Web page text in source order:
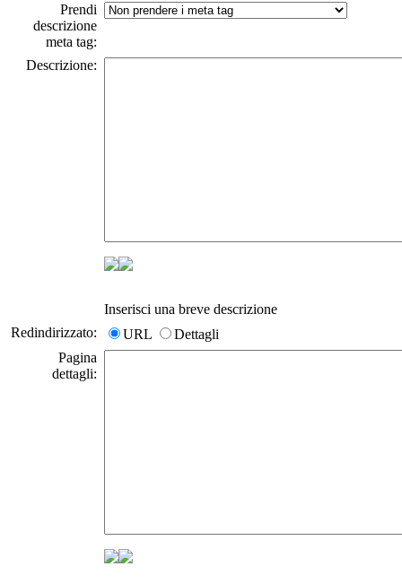
Prendi
descrizione
meta tag:
Descrizione:
Inserisci una breve descrizione
Redindirizzato:
URL
Dettagli
Pagina
dettagli: